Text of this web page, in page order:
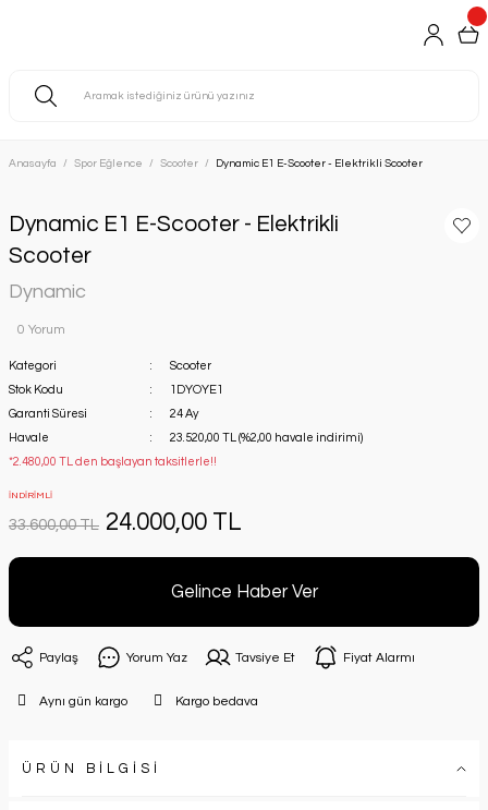
Anasayfa Spor Eğlence Scooter Dynamic E1 E-Scooter - Elektrikli Scooter
Dynamic E1 E-Scooter - Elektrikli
Scooter
Dynamic
0 Yorum
Kategori
Scooter
Stok Kodu
1DYOYE1
Garanti Süresi
24 Ay
Havale
23.520,00 TL (%2,00 havale indirimi)
*2.480,00 TL den başlayan taksitlerle!!
İNDİRİMLİ
33.600,00 TL 24.000,00 TL
Gelince Haber Ver
Paylaş Yorum Yaz Tavsiye Et Fiyat Alarmı
Aynı gün kargo Kargo bedava
ÜRÜN BİLGİSİ